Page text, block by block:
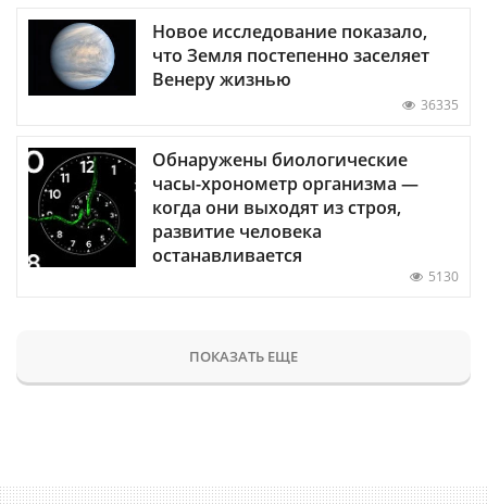
Новое исследование показало,
что Земля постепенно заселяет
Венеру жизнью
36335
Обнаружены биологические
часы-хронометр организма —
когда они выходят из строя,
развитие человека
останавливается
5130
ПОКАЗАТЬ ЕЩЕ